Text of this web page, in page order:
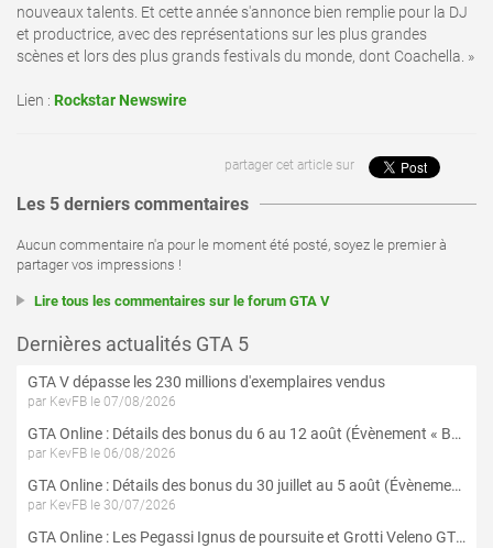
nouveaux talents. Et cette année s'annonce bien remplie pour la DJ
et productrice, avec des représentations sur les plus grandes
scènes et lors des plus grands festivals du monde, dont Coachella. »
Lien : Rockstar Newswire
partager cet article sur
Les 5 derniers commentaires
Aucun commentaire n'a pour le moment été posté, soyez le premier à
partager vos impressions !
Lire tous les commentaires sur le forum GTA V
Dernières actualités GTA 5
GTA V dépasse les 230 millions d'exemplaires vendus
par KevFB le 07/08/2026
GTA Online : Détails des bonus du 6 au 12 août (Évènement « Braquages de l'été » - Suite et fin)
par KevFB le 06/08/2026
GTA Online : Détails des bonus du 30 juillet au 5 août (Évènement « Braquages d'été »)
par KevFB le 30/07/2026
GTA Online : Les Pegassi Ignus de poursuite et Grotti Veleno GT sont maintenant disponibles